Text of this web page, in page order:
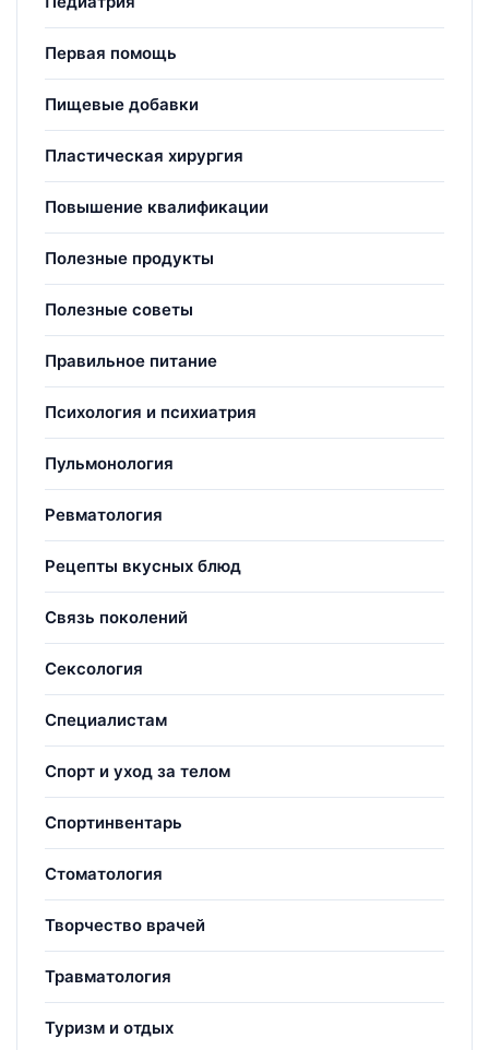
Первая помощь
Пищевые добавки
Пластическая хирургия
Повышение квалификации
Полезные продукты
Полезные советы
Правильное питание
Психология и психиатрия
Пульмонология
Ревматология
Рецепты вкусных блюд
Связь поколений
Сексология
Специалистам
Спорт и уход за телом
Спортинвентарь
Стоматология
Творчество врачей
Травматология
Туризм и отдых